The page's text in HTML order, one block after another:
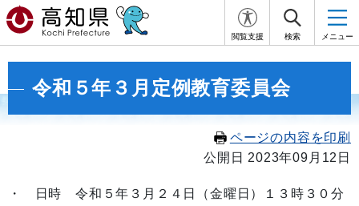
閲覧支援 検索 メニュー
令和５年３月定例教育委員会
ページの内容を印刷
公開日 2023年09月12日
・ 日時 令和５年３月２４日 （金曜日）１３ 時３０分